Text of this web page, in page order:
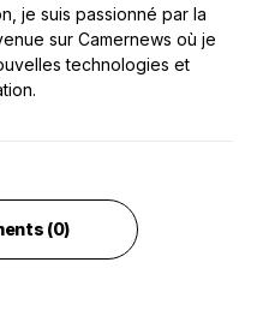
je suis passionné par la
sur Camernews où je
technologies et
(0)